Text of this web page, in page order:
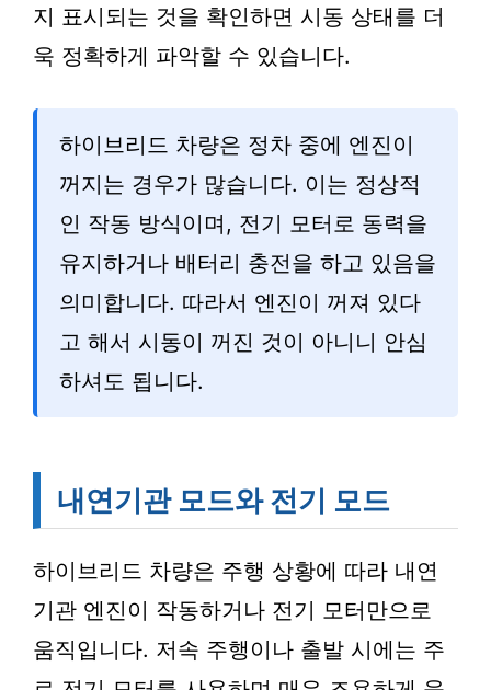
지 표시되는 것을 확인하면 시동 상태를 더
욱 정확하게 파악할 수 있습니다.
하이브리드 차량은 정차 중에 엔진이
꺼지는 경우가 많습니다. 이는 정상적
인 작동 방식이며, 전기 모터로 동력을
유지하거나 배터리 충전을 하고 있음을
의미합니다. 따라서 엔진이 꺼져 있다
고 해서 시동이 꺼진 것이 아니니 안심
하셔도 됩니다.
내연기관 모드와 전기 모드
하이브리드 차량은 주행 상황에 따라 내연
기관 엔진이 작동하거나 전기 모터만으로
움직입니다. 저속 주행이나 출발 시에는 주